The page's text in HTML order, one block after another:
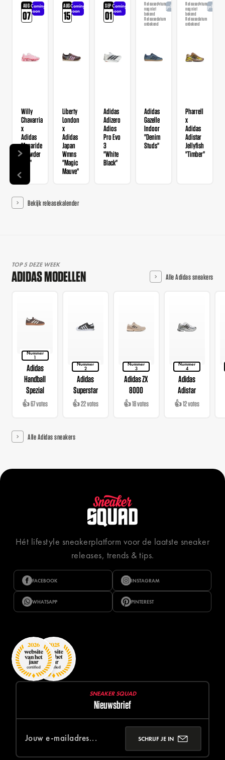
AUG
07
Coming
soon
Willy
Chavarria
x
Adidas
Megaride
"Powder
Red"
AUG
15
Coming
soon
Liberty
London
x
Adidas
Japan
Wmns
"Magic
Mauve"
SEP
01
Coming
soon
Adidas
Adizero
Adios
Pro Evo
3
"White
Black"
Releasedatum
nog niet
bekend
Releasedatum
onbekend
Aangekondigd
Adidas
Gazelle
Indoor
"Denim
Studs"
Releasedatum
nog niet
bekend
Releasedatum
onbekend
Pharrell
x
Adidas
Adistar
Jellyfish
"Timber"
Bekijk releasekalender
TOP 5 DEZE WEEK
ADIDAS MODELLEN Alle Adidas sneakers
Nummer
1
Adidas
Handball
Spezial
👍 67 votes
Nummer
2
Adidas
Superstar
👍 22 votes
Nummer
3
Adidas ZX
8000
👍 18 votes
Nummer
4
Adidas
Adistar
👍 12 votes
Alle Adidas sneakers
Hét lifestyle sneakerplatform voor de laatste sneaker
releases, trends & tips.
FACEBOOK INSTAGRAM
WHATSAPP PINTEREST
SNEAKER SQUAD
Nieuwsbrief
SCHRIJF JE IN